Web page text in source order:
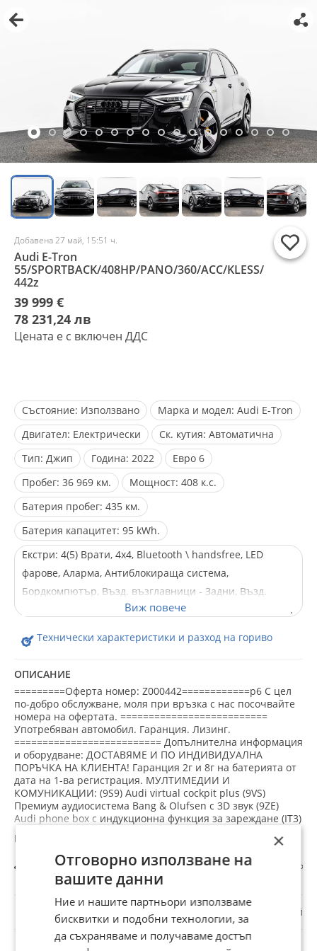
Добавена 27 май, 15:51 ч.
Audi E-Tron
55/SPORTBACK/408HP/PANO/360/ACC/KLESS/
442z
39 999 €
78 231,24 лв
Цената е с включен ДДС
Състояние: Използвано Марка и модел: Audi E-Tron
Двигател: Електрически Ск. кутия: Автоматична
Тип: Джип Година: 2022 Евро 6
Пробег: 36 969 км. Мощност: 408 к.с.
Батерия пробег: 435 км.
Батерия капацитет: 95 kWh.
Екстри: 4(5) Врати, 4x4, Bluetooth \ handsfree, LED
фарове, Аларма, Антиблокираща система,
Бордкомпютър, Възд. възглавници - Задни, Възд.
възглавници - Предни, Възд. възглавници - Стран., Ел.
Климатроник, Кожен салон, Лети джанти, Лизинг,
Подгряване на седалките, Сервизна книжка, Серво
усилвател на волана, Автопилот, Централно
заключване
Технически характеристики и разход на гориво
ОПИСАНИЕ
=========Оферта номер: Z000442============p6 С цел
по-добро обслужване, моля при връзка с нас посочвайте
номера на офертата. ==========================
Употребяван автомобил. Гаранция. Лизинг.
========================== Допълнителна информация
и оборудване: ДОСТАВЯМЕ И ПО ИНДИВИДУАЛНА
ПОРЪЧКА НА КЛИЕНТА! Гаранция 2г и 8г на батерията от
дата на 1-ва регистрация. МУЛТИМЕДИИ И
КОМУНИКАЦИИ: (9S9) Audi virtual cockpit plus (9VS)
Премиум аудиосистема Bang & Olufsen с 3D звук (9ZE)
Audi phone box с индукционна функция за зареждане (IT3)
phone box LTE (7UG) MMI Navigation plus с MMI touch (IU1)
Интерфейс за смартфон БЕЗОПАСНОСТ: (8T5) Адаптивна
система за поддържане на скоростта ACC (Adaptive Cruise
Control) с автоматично регулиране на дистанцията (IW3)
Audi connect Notruf & Service с Audi connect Remote &
Control (PCC) Асистиращ пакет Tour (6K8) Audi pre sense
front (4L6) Автоматично затъмняващо се вътрешно
огледало, без рамка (7Y1) Audi side Assist (система за
слепи ъгли) (QR9) Камера за разпознаване на пътни
Всички обяви Авто Автомобили и джипове Audi E-Tron 55/
☆
☆
☆ Докладвай
×
Отговорно използване на
вашите данни
Ние и нашите партньори използваме
бисквитки и подобни технологии, за
да съхраняваме и получаваме достъп